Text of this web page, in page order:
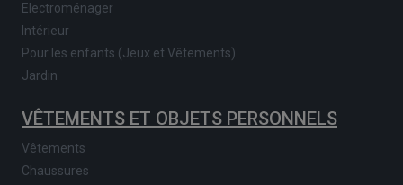
Electroménager
Intérieur
Pour les enfants (Jeux et Vêtements)
Jardin
VÊTEMENTS ET OBJETS PERSONNELS
Vêtements
Chaussures